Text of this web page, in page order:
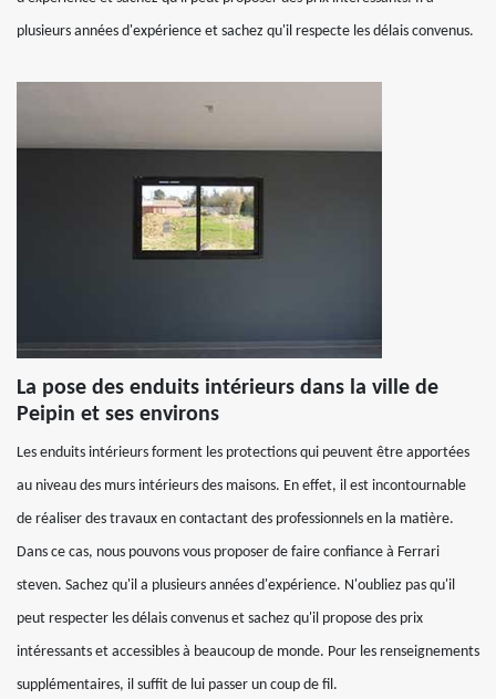
plusieurs années d'expérience et sachez qu'il respecte les délais convenus.
La pose des enduits intérieurs dans la ville de
Peipin et ses environs
Les enduits intérieurs forment les protections qui peuvent être apportées
au niveau des murs intérieurs des maisons. En effet, il est incontournable
de réaliser des travaux en contactant des professionnels en la matière.
Dans ce cas, nous pouvons vous proposer de faire confiance à Ferrari
steven. Sachez qu'il a plusieurs années d'expérience. N'oubliez pas qu'il
peut respecter les délais convenus et sachez qu'il propose des prix
intéressants et accessibles à beaucoup de monde. Pour les renseignements
supplémentaires, il suffit de lui passer un coup de fil.